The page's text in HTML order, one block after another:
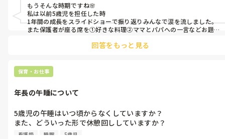
もうそんな時期ですね🌸
私は以前5歳児を担任した時
1年間の成長をスライドショーで振り返りみんなで涙を流しました。
また保護者が座る席を①好きな料理②ママとパパへの一言などお題
た！
回答をもっと見る
保育・お仕事
年長の午睡について
5歳児の午睡はいつ頃からなくしていますか？
また、どういった形で休憩回ししていますか？
担任がいなくなった間の時間の使い方など。
看護師 睡眠 5歳児